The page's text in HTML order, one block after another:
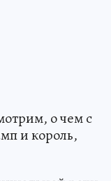
о чем с
и король,